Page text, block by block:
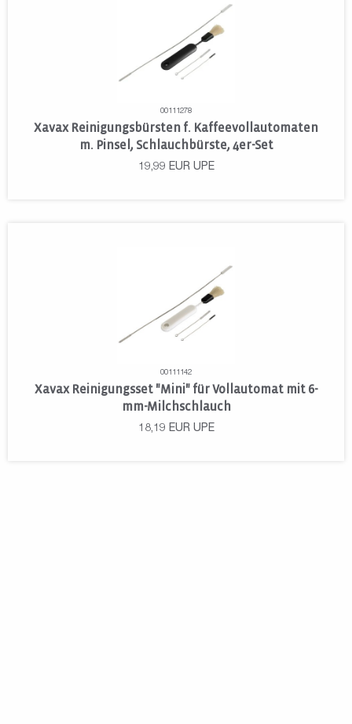
00111278
Xavax Reinigungsbürsten f. Kaffeevollautomaten
m. Pinsel, Schlauchbürste, 4er-Set
19,99 EUR UPE
00111142
Xavax Reinigungsset "Mini" für Vollautomat mit 6-
mm-Milchschlauch
18,19 EUR UPE